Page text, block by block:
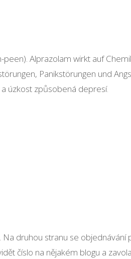
Alprazolam wirkt auf
Panikstörungen und
úzkost způsobená depresí.
druhou stranu se
číslo na nějakém blogu a